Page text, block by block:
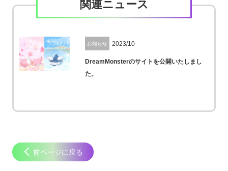
関連ニュース
お知らせ 2023/10
DreamMonsterのサイトを公開いたしまし
た。
前ページに戻る